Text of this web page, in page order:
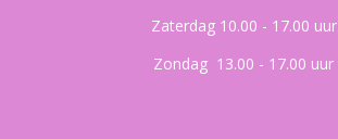
Zaterdag 10.00 - 17.00 uur
Zondag 13.00 - 17.00 uur